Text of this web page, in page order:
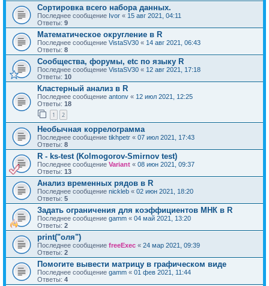
Сортировка всего набора данных.
Последнее сообщение Ivor « 15 авг 2021, 04:11
Ответы: 9
Математическое округление в R
Последнее сообщение VistaSV30 « 14 авг 2021, 06:43
Ответы: 8
Сообщества, форумы, etc по языку R
Последнее сообщение VistaSV30 « 12 авг 2021, 17:18
Ответы: 10
Кластерный анализ в R
Последнее сообщение antonv « 12 июл 2021, 12:25
Ответы: 18
1 2
Необычная коррелограмма
Последнее сообщение tikhpetr « 07 июл 2021, 17:43
Ответы: 8
R - ks-test (Kolmogorov-Smirnov test)
Последнее сообщение Variant « 08 июн 2021, 09:37
Ответы: 13
Анализ временных рядов в R
Последнее сообщение nickleb « 02 июн 2021, 18:20
Ответы: 5
Задать ограничения для коэффициентов МНК в R
Последнее сообщение gamm « 04 май 2021, 13:20
Ответы: 2
print("оля")
Последнее сообщение freeExec « 24 мар 2021, 09:39
Ответы: 2
Помогите вывести матрицу в графическом виде
Последнее сообщение gamm « 01 фев 2021, 11:44
Ответы: 4